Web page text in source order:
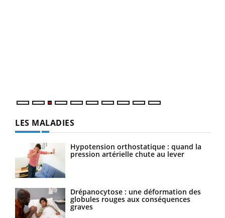
LES MALADIES
Hypotension orthostatique : quand la
pression artérielle chute au lever
Drépanocytose : une déformation des
globules rouges aux conséquences
graves